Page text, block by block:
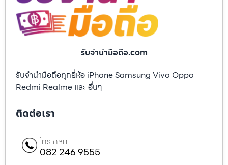
รับจํานํามือถือ.com
รับจำนำมือถือทุกยี่ห้อ iPhone Samsung Vivo Oppo
Redmi Realme และ อื่นๆ
ติดต่อเรา
โทร คลิก
082 246 9555